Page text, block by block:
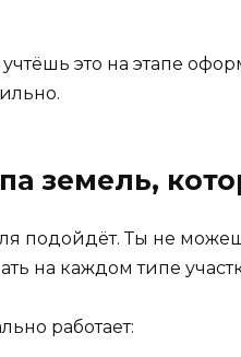
это на этапе
земель,
подойдёт. Ты не
на каждом типе
работает: